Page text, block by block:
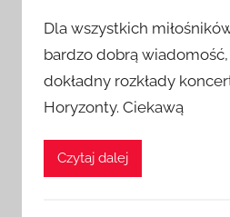
Dla wszystkich
bardzo dobrą
dokładny rozkłady
Horyzonty. Ciekawą
Czytaj dalej